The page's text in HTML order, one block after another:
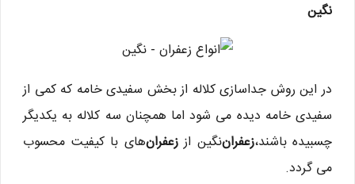
نگین
در این روش جداسازی کلاله از بخش سفیدی خامه که کمی از
سفیدی خامه دیده می شود اما همچنان سه کلاله به یکدیگر
چسبیده باشند،زعفراننگین اززعفرانهای با کیفیت محسوب
می گردد.